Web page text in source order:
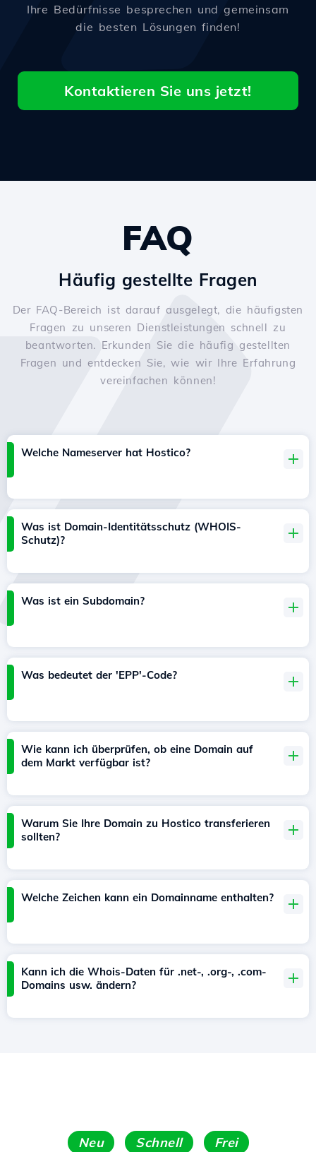
Ihre Bedürfnisse besprechen und gemeinsam
die besten Lösungen finden!
Kontaktieren Sie uns jetzt!
FAQ
Häufig gestellte Fragen
Der FAQ-Bereich ist darauf ausgelegt, die häufigsten
Fragen zu unseren Dienstleistungen schnell zu
beantworten. Erkunden Sie die häufig gestellten
Fragen und entdecken Sie, wie wir Ihre Erfahrung
vereinfachen können!
Welche Nameserver hat Hostico?
Was ist Domain-Identitätsschutz (WHOIS-
Schutz)?
Was ist ein Subdomain?
Was bedeutet der 'EPP'-Code?
Wie kann ich überprüfen, ob eine Domain auf
dem Markt verfügbar ist?
Warum Sie Ihre Domain zu Hostico transferieren
sollten?
Welche Zeichen kann ein Domainname enthalten?
Kann ich die Whois-Daten für .net-, .org-, .com-
Domains usw. ändern?
Neu Schnell Frei